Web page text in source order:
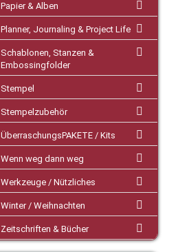
Papier & Alben
Planner, Journaling & Project Life
Schablonen, Stanzen &
Embossingfolder
Stempel
Stempelzubehör
ÜberraschungsPAKETE / Kits
Wenn weg dann weg
Werkzeuge / Nützliches
Winter / Weihnachten
Zeitschriften & Bücher